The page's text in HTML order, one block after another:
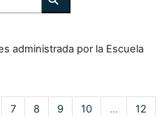
Cerca cursos
administrada por la Escuela
6
7Pàgina 7
8Pàgina 8
9Pàgina 9
10Pàgina 10
… 12